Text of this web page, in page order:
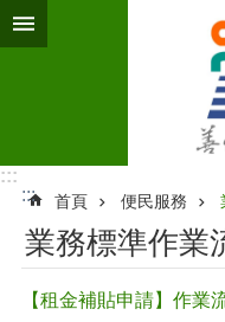
跳到主要內容區塊
:::
:::
首頁 便民服務
業務標準作業
【租金補貼申請】作業